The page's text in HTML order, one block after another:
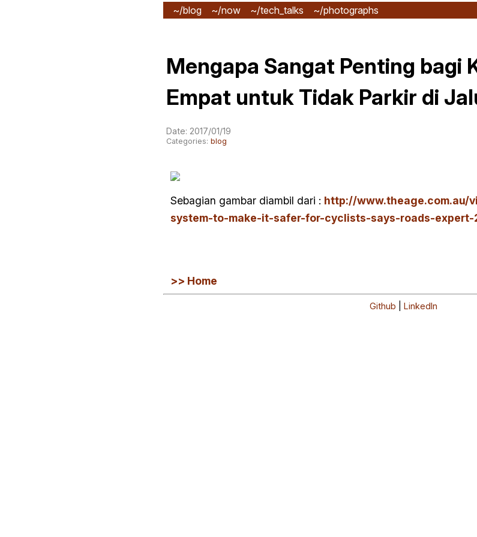
~/blog ~/now ~/tech_talks ~/photographs
Mengapa Sangat Penting bagi
Empat untuk Tidak Parkir di
Date: 2017/01/19
Categories: blog
Sebagian gambar diambil dari : http://www.theage.com.au/
system-to-make-it-safer-for-cyclists-says-roads-expert-
>> Home
Github LinkedIn